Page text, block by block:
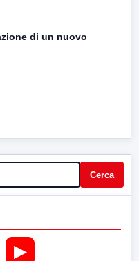
di un nuovo
Cerca
▶